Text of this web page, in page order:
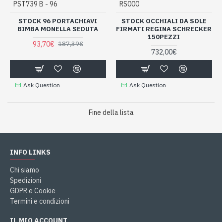
PST739 B - 96
STOCK 96 PORTACHIAVI
BIMBA MONELLA SEDUTA
93,70€ 187,39€
Ask Question
RS000
STOCK OCCHIALI DA SOLE
FIRMATI REGINA SCHRECKER
150PEZZI
732,00€
Ask Question
Fine della lista
INFO LINKS
Chi siamo
Spedizioni
GDPR e Cookie
Termini e condizioni